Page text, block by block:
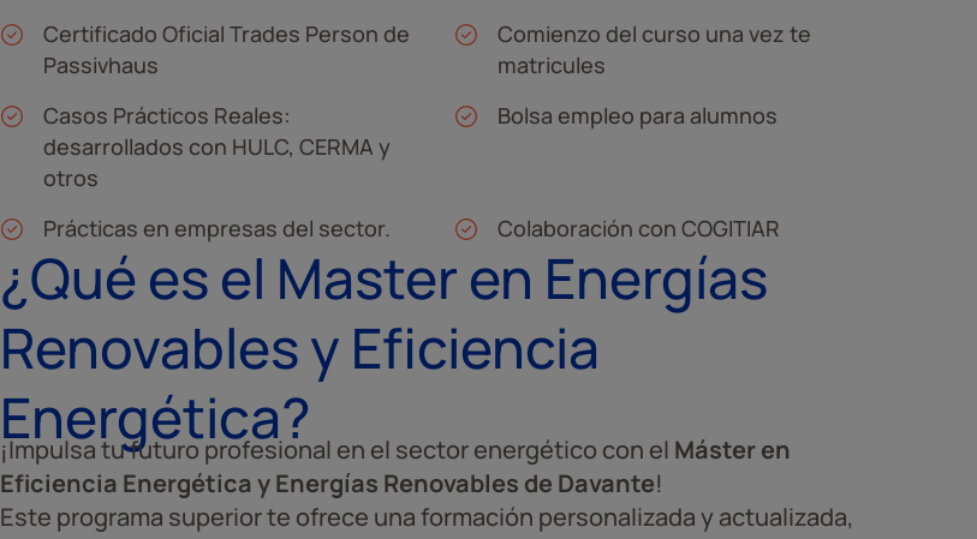
Certificado Oficial Trades Person de
Passivhaus
Comienzo del curso una vez te
matricules
Casos Prácticos Reales:
desarrollados con HULC, CERMA y
otros
Bolsa empleo para alumnos
Prácticas en empresas del sector. Colaboración con COGITIAR
¿Qué es el Master en Energías
Renovables y Eficiencia
Energética?
¡Impulsa tu futuro profesional en el sector energético con el Máster en
Eficiencia Energética y Energías Renovables de Davante!
Este programa superior te ofrece una formación personalizada y actualizada,